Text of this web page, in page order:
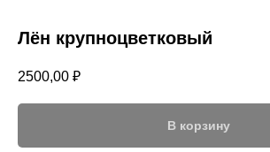
Лён крупноцветковый
2500,00 ₽
В корзину